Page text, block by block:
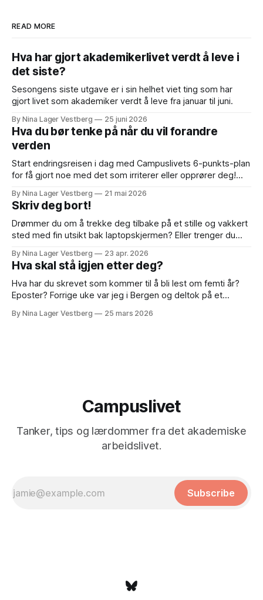
READ MORE
Hva har gjort akademikerlivet verdt å leve i
det siste?
Sesongens siste utgave er i sin helhet viet ting som har
gjort livet som akademiker verdt å leve fra januar til juni.
By Nina Lager Vestberg 25 juni 2026
Hva du bør tenke på når du vil forandre
verden
Start endringsreisen i dag med Campuslivets 6-punkts-plan
for få gjort noe med det som irriterer eller opprører deg!
oppover ørene i bacheloroppgaver. Det har aldri vært
vårens vakreste eventyr, men i år opplever jeg
bachelorsensuren som deprimerende
By Nina Lager Vestberg 21 mai 2026
Skriv deg bort!
Drømmer du om å trekke deg tilbake på et stille og vakkert
sted med fin utsikt bak laptopskjermen? Eller trenger du
kommer noen tips til hva du bør tenke på hvis du vil
By Nina Lager Vestberg 23 apr. 2026
Hva skal stå igjen etter deg?
Hva har du skrevet som kommer til å bli lest om femti år?
Eposter? Forrige uke var jeg i Bergen og deltok på et
til ende var kolleger, venner og familiemedlemmer av
By Nina Lager Vestberg 25 mars 2026
Campuslivet
Tanker, tips og lærdommer fra det akademiske
arbeidslivet.
Subscribe